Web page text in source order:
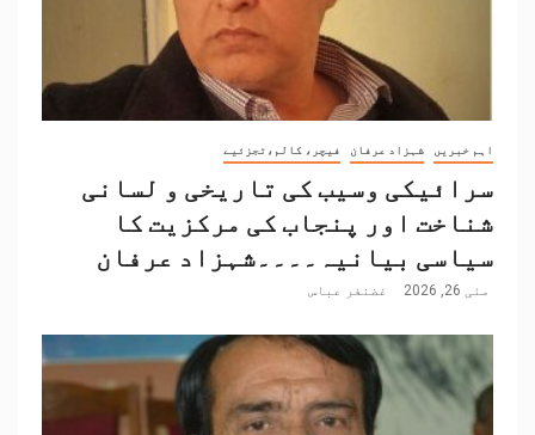
اہم خبریں شہزاد عرفان فیچر، کالم،تجزئیے
سرائیکی وسیب کی تاریخی و لسانی
شناخت اور پنجاب کی مرکزیت کا
سیاسی بیانیہ۔۔۔۔شہزاد عرفان
مئی 26, 2026 غضنفر عباس